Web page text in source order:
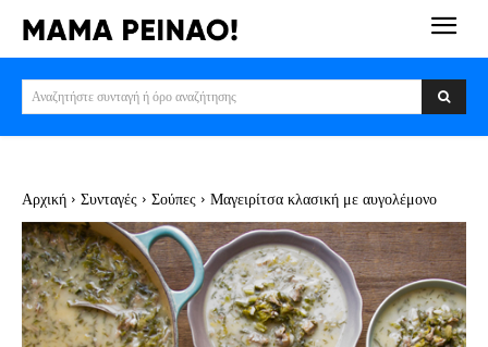
Αναζητήστε συνταγή ή όρο αναζήτησης
Αρχική Συνταγές Σούπες Μαγειρίτσα κλασική με αυγολέμονο